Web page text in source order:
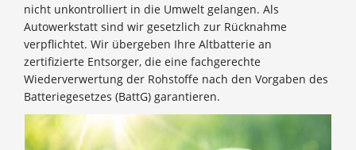
nicht unkontrolliert in die Umwelt gelangen. Als
Autowerkstatt sind wir gesetzlich zur Rücknahme
verpflichtet. Wir übergeben Ihre Altbatterie an
zertifizierte Entsorger, die eine fachgerechte
Wiederverwertung der Rohstoffe nach den Vorgaben des
Batteriegesetzes (BattG) garantieren.